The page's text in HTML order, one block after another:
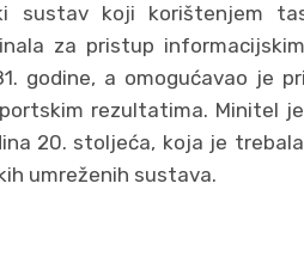
sustav koji korištenjem
za pristup
godine, a omogućavao je
rezultatima. Minitel
20. stoljeća, koja je
umreženih sustava.